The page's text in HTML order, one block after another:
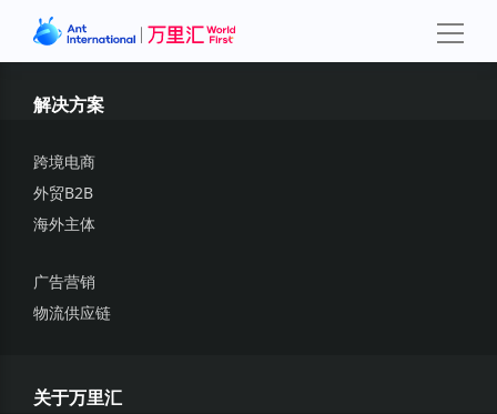
解决方案
跨境电商
外贸B2B
海外主体
广告营销
物流供应链
关于万里汇